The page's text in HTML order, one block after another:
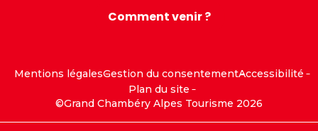
Comment venir ?
Mentions légalesGestion du consentementAccessibilité
Plan du site
©Grand Chambéry Alpes Tourisme 2026